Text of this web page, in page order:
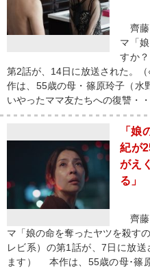
齊藤
マ「
すか
第2話が、14日に放送された。
作は、55歳の母・篠原玲子（水
いやったママ友たちへの復讐・・
「娘
紀が
がえ
る」
齊藤
マ「娘の命を奪ったヤツを殺す
レビ系）の第1話が、7日に放
ます） 本作は、55歳の母･篠